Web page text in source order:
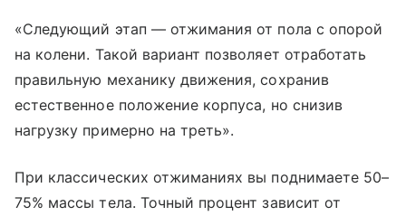
«Следующий этап — отжимания от пола с опорой
на колени. Такой вариант позволяет отработать
правильную механику движения, сохранив
естественное положение корпуса, но снизив
нагрузку примерно на треть».
При классических отжиманиях вы поднимаете 50–
75% массы тела. Точный процент зависит от